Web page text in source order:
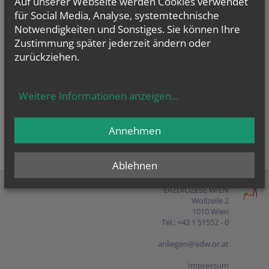
Presse
Shop
ERZDIÖZESE WIEN
Wollzeile 2
1010 Wien
Tel.: +43 1 51552 - 0
anliegen@edw.or.at
Impressum
für Social Media, Analyse, systemtechnische
Notwendigkeiten und Sonstiges. Sie können Ihre
Zustimmung später jederzeit ändern oder
zurückziehen.
Weitere Informationen anzeigen...
Ablehnen
Annehmen